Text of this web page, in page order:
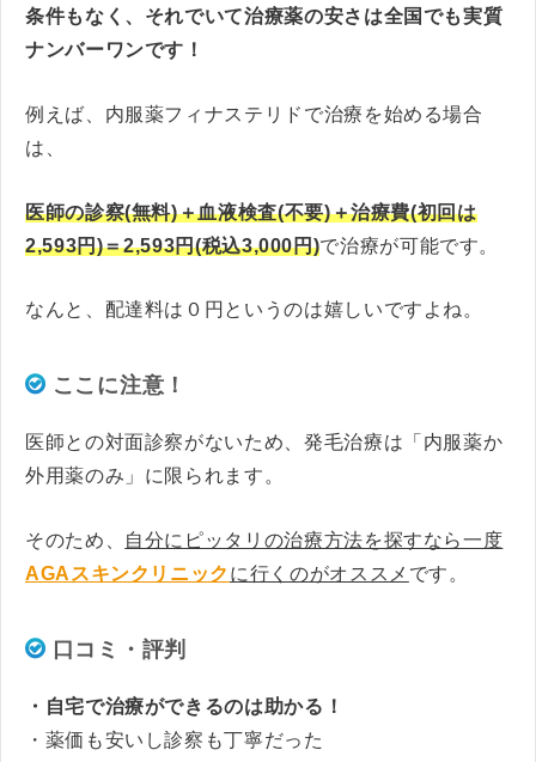
条件もなく、それでいて治療薬の安さは全国でも実質
ナンバーワンです！
例えば、内服薬フィナステリドで治療を始める場合
は、
医師の診察(無料)＋血液検査(不要)＋治療費(初回は
2,593円)＝2,593円(税込3,000円)で治療が可能です。
なんと、配達料は０円というのは嬉しいですよね。
ここに注意！
医師との対面診察がないため、発毛治療は「内服薬か
外用薬のみ」に限られます。
そのため、
自分にピッタリの治療方法を探すなら一度
AGAスキンクリニック に行くのがオススメ です。
口コミ・評判
・自宅で治療ができるのは助かる！
・薬価も安いし診察も丁寧だった